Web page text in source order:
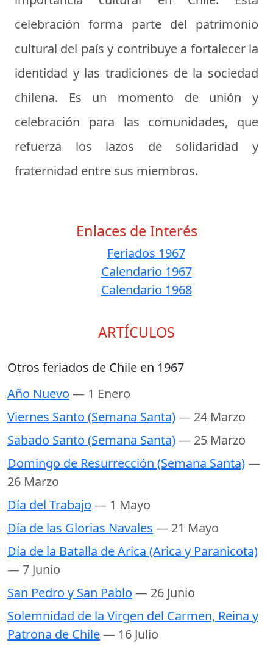
celebración forma parte del patrimonio
cultural del país y contribuye a fortalecer la
identidad y las tradiciones de la sociedad
chilena. Es un momento de unión y
celebración para las comunidades, que
refuerza los lazos de solidaridad y
fraternidad entre sus miembros.
Enlaces de Interés
Feriados 1967
Calendario 1967
Calendario 1968
ARTÍCULOS
Otros feriados de Chile en 1967
Año Nuevo — 1 Enero
Viernes Santo (Semana Santa)— 24 Marzo
Sabado Santo (Semana Santa)— 25 Marzo
Domingo de Resurrección (Semana Santa)—
26 Marzo
Día del Trabajo — 1 Mayo
Día de las Glorias Navales — 21 Mayo
Día de la Batalla de Arica (Arica y Paranicota)
— 7 Junio
San Pedro y San Pablo — 26 Junio
Solemnidad de la Virgen del Carmen, Reina y
Patrona de Chile— 16 Julio